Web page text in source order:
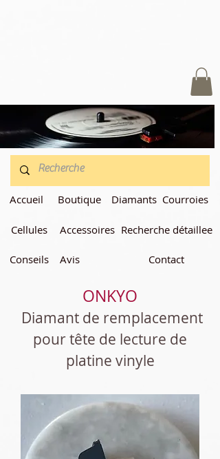
Accueil
Cellules
Conseils
Boutique
Accessoires
Avis
Diamants Courroies
Recherche détaillee
Contact
ONKYO
Diamant de remplacement
pour tête de lecture de
platine vinyle